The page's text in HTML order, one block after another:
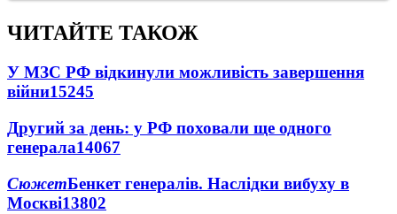
ЧИТАЙТЕ ТАКОЖ
У МЗС РФ відкинули можливість завершення
війни15245
Другий за день: у РФ поховали ще одного
генерала14067
СюжетБенкет генералів. Наслідки вибуху в
Москві13802